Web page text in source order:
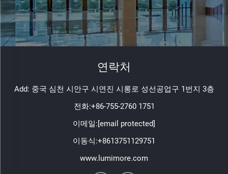
연락처
Add: 중국 심천 시안구 시연진 시롱로 성선공업구 1번지 3층
전화:+86-755-2760 1751
이메일:[email protected]
이동식:+8613751129751
www.lumimore.com